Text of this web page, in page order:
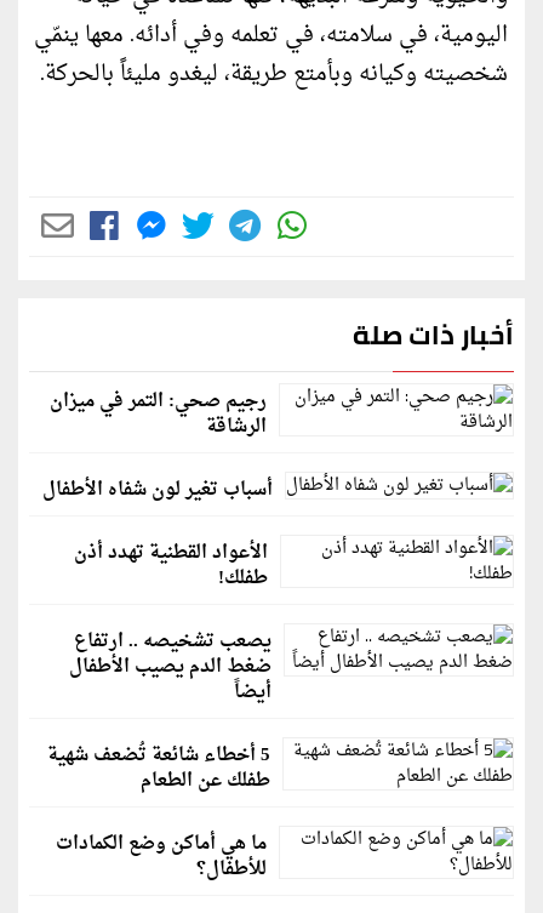
اليومية، في سلامته، في تعلمه وفي أدائه. معها ينمّي
شخصيته وكيانه وبأمتع طريقة، ليغدو مليئاً بالحركة.
أخبار ذات صلة
رجيم صحي: التمر في ميزان
الرشاقة
أسباب تغير لون شفاه الأطفال
الأعواد القطنية تهدد أذن
طفلك!
يصعب تشخيصه .. ارتفاع
ضغط الدم يصيب الأطفال
أيضاً
5 أخطاء شائعة تُضعف شهية
طفلك عن الطعام
ما هي أماكن وضع الكمادات
للأطفال؟